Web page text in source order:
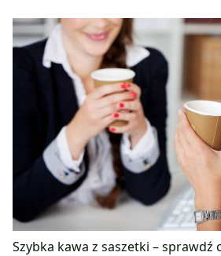
Szybka kawa z saszetki – sprawdź